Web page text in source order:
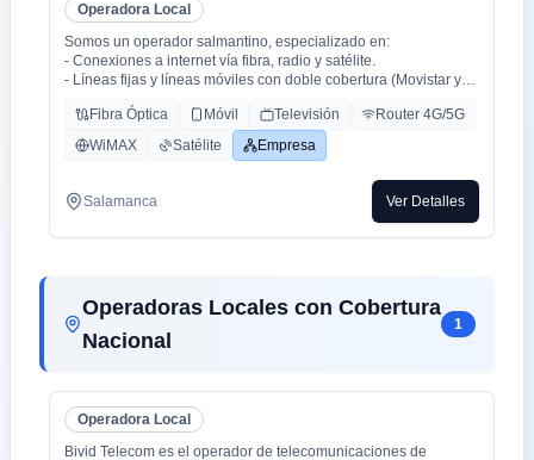
Operadora Local
Somos un operador salmantino, especializado en:
- Conexiones a internet vía fibra, radio y satélite.
- Líneas fijas y líneas móviles con doble cobertura (Movistar y
- Centralitas físicas y virtuales.
- Ciberseguridad.
- Inteligencia Artificial aplicada (en proceso).
Fibra Óptica Móvil Televisión
Router 4G/5G
WiMAX
Satélite Empresa
Salamanca Ver Detalles
Operadoras Locales con Cobertura
Nacional
1
Operadora Local
Bivid Telecom es el operador de telecomunicaciones de